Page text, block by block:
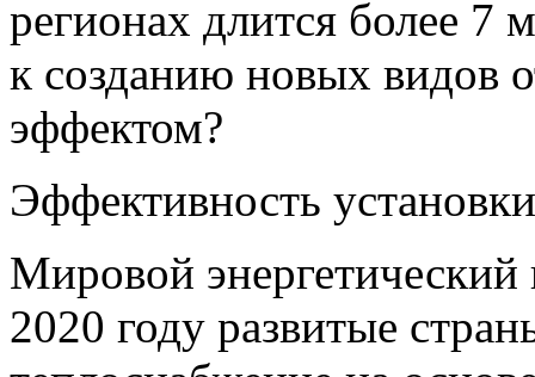
регионах длится более 7
к созданию новых видов
эффектом?
Эффективность установки
Мировой энергетический
2020 году развитые